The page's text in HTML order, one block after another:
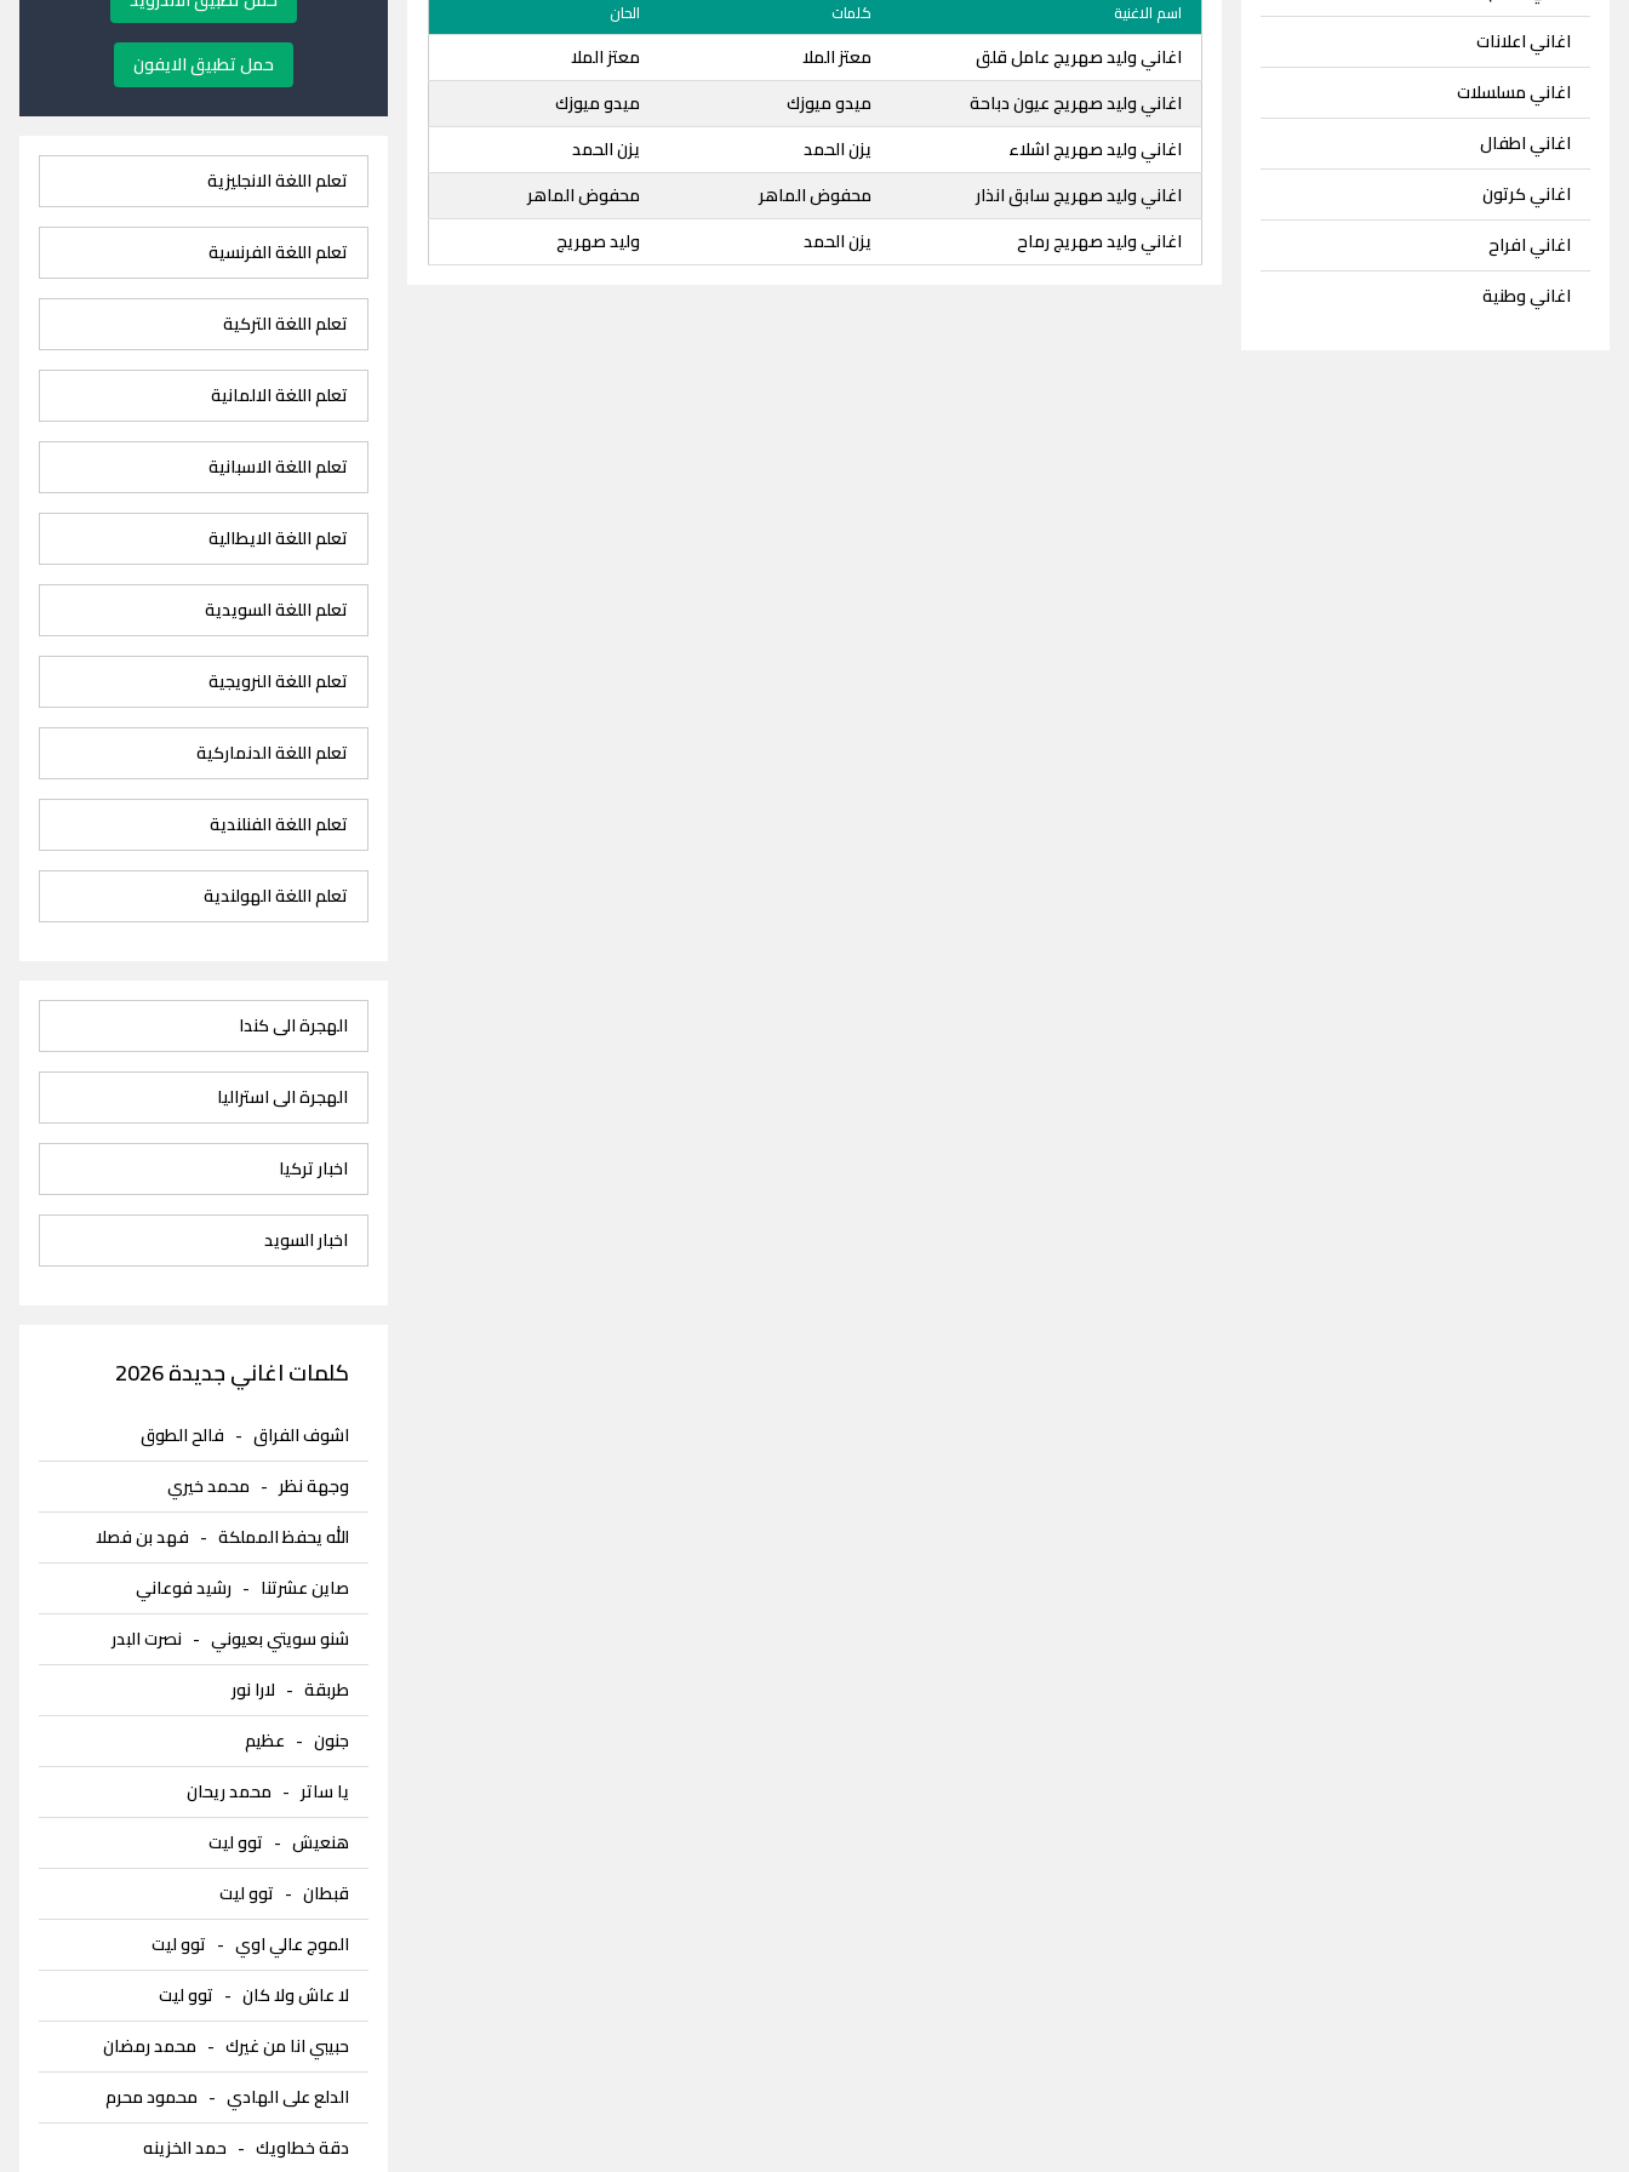
اغاني اعلانات
اغاني مسلسلات
اغاني اطفال
اغاني كرتون
اغاني افراح
اغاني وطنية
اسم الاغنية كلمات الحان
اغاني وليد صهريج عامل قلق معتز الملا
معتز الملا
اغاني وليد صهريج عيون دباحة
ميدو ميوزك
ميدو ميوزك
اغاني وليد صهريج اشلاء
يزن الحمد
يزن الحمد
اغاني وليد صهريج سابق انذار
محفوض الماهر
محفوض الماهر
اغاني وليد صهريج رماح
يزن الحمد وليد صهريج
حمل تطبيق الايفون
تعلم اللغة الانجليزية
تعلم اللغة الفرنسية
تعلم اللغة التركية
تعلم اللغة الالمانية
تعلم اللغة الاسبانية
تعلم اللغة الايطالية
تعلم اللغة السويدية
تعلم اللغة النرويجية
تعلم اللغة الدنماركية
تعلم اللغة الفنلندية
تعلم اللغة الهولندية
الهجرة الى كندا
الهجرة الى استراليا
اخبار تركيا
اخبار السويد
كلمات اغاني جديدة 2026
اشوف الفراق- فالح الطوق
وجهة نظر - محمد خيري
الله يحفظ المملكة- فهد بن فصلا
صاين عشرتنا - رشيد فوعاني
شنو سويتي بعيوني- نصرت البدر
طربقة- لارا نور
جنون- عظيم
يا ساتر - محمد ريحان
هنعيش- توو ليت
قبطان- توو ليت
الموج عالي اوي- توو ليت
لا عاش ولا كان- توو ليت
حبيبي انا من غيرك- محمد رمضان
الدلع على الهادي- محمود محرم
دقة خطاويك- حمد الخزينه